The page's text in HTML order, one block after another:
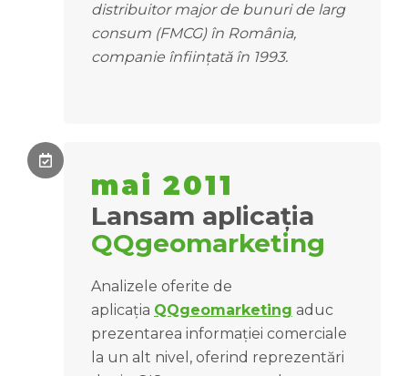
distribuitor major de bunuri de larg
consum (FMCG) în România,
companie înființată în 1993.
mai 2011
Lansam aplicația
QQgeomarketing
Analizele oferite de
aplicația QQgeomarketing aduc
prezentarea informației comerciale
la un alt nivel, oferind reprezentări